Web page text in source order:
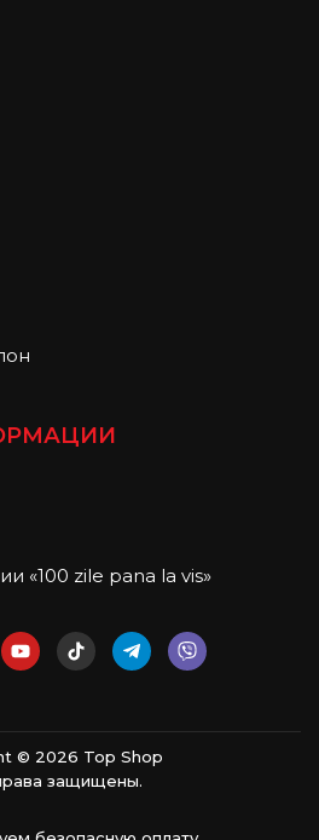
«100 zile pana la vis»
© 2026 Top Shop
защищены.